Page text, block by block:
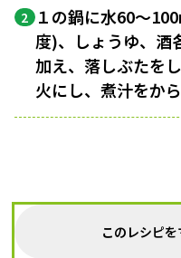
2 １の鍋に水60〜
度)、しょうゆ、酒
加え、落しぶたを
火にし、煮汁をから
このレシピ